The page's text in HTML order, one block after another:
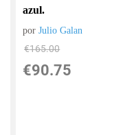
azul.
porJulio Galan
€165.00
€90.75